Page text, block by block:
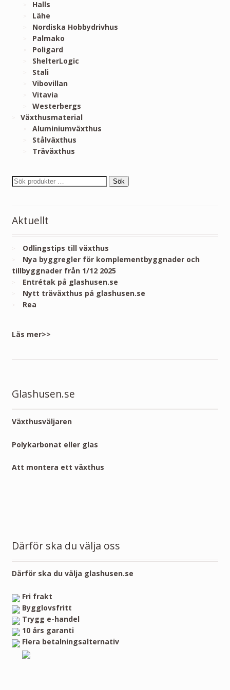
Halls
Lähe
Nordiska Hobbydrivhus
Palmako
Poligard
ShelterLogic
Stali
Vibovillan
Vitavia
Westerbergs
Växthusmaterial
Aluminiumväxthus
Stålväxthus
Träväxthus
Sök
Aktuellt
Odlingstips till växthus
Nya byggregler för komplementbyggnader och
tillbyggnader från 1/12 2025
Entrétak på glashusen.se
Nytt träväxthus på glashusen.se
Rea
Läs mer>>
Glashusen.se
Växthusväljaren
Polykarbonat eller glas
Att montera ett växthus
Därför ska du välja oss
Därför ska du välja glashusen.se
Fri frakt
Bygglovsfritt
Trygg e-handel
10 års garanti
Flera betalningsalternativ